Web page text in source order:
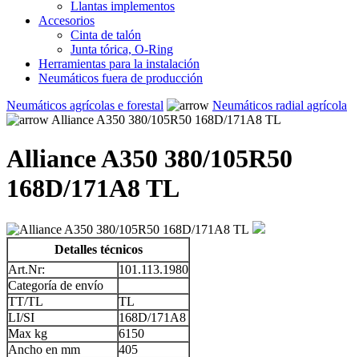
Llantas implementos
Accesorios
Cinta de talón
Junta tórica, O-Ring
Herramientas para la instalación
Neumáticos fuera de producción
Neumáticos agrícolas e forestal
Neumáticos radial agrícola
Alliance A350 380/105R50 168D/171A8 TL
Alliance A350 380/105R50
168D/171A8 TL
Detalles técnicos
Art.Nr:
101.113.1980
Categoría de envío
TT/TL
TL
LI/SI
168D/171A8
Max kg
6150
Ancho en mm
405